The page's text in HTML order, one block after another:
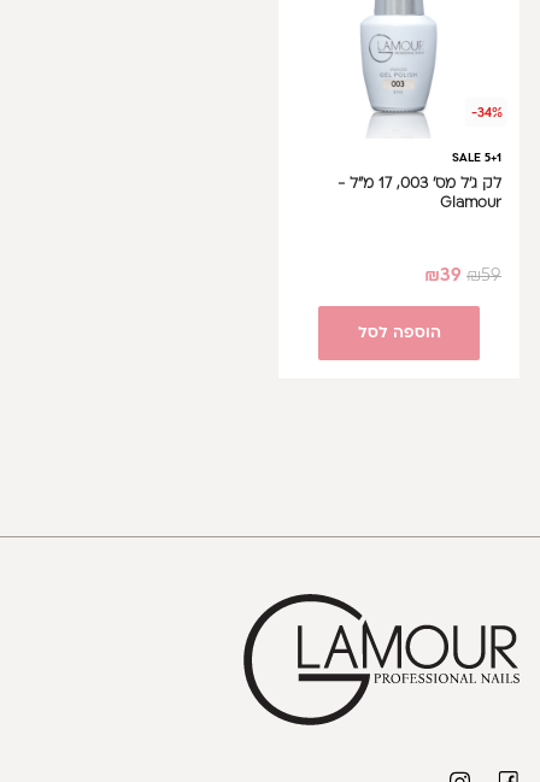
-34%
SALE 5+1
לק ג'ל מס' 003, 17 מ"ל -
Glamour
₪59
₪39
הוספה לסל